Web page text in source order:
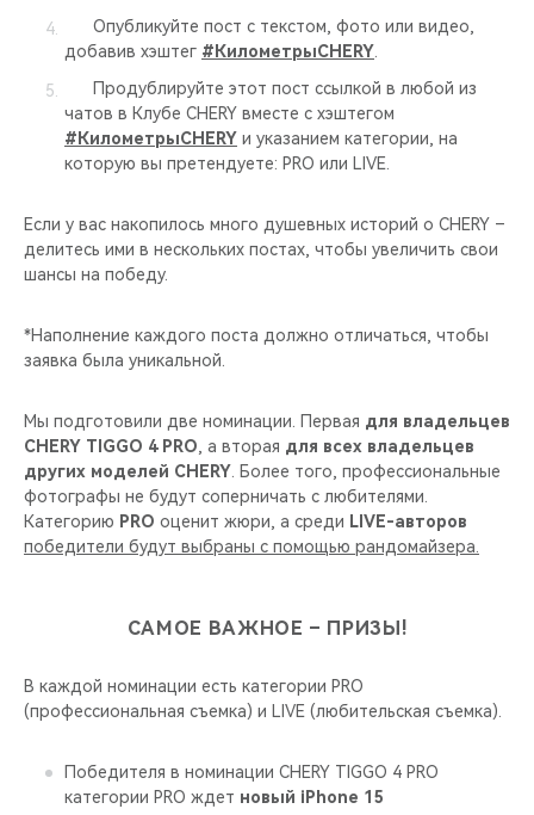
Опубликуйте пост с текстом, фото или видео,
добавив хэштег #КилометрыCHERY
Продублируйте этот пост ссылкой в любой из
чатов в Клубе CHERY вместе с хэштегом
#КилометрыCHERY и указанием категории, на
которую вы претендуете: PRO или LIVE.
Если у вас накопилось много душевных историй о CHERY –
делитесь ими в нескольких постах, чтобы увеличить свои
шансы на победу.
*Наполнение каждого поста должно отличаться, чтобы
заявка была уникальной.
Мы подготовили две номинации. Первая для владельцев
CHERY TIGGO 4 PRO , а вторая для всех владельцев
других моделей CHERY . Более того, профессиональные
фотографы не будут соперничать с любителями.
Категорию PRO оценит жюри, а среди LIVE-авторов
победители будут выбраны с помощью рандомайзера.
САМОЕ ВАЖНОЕ – ПРИЗЫ!
В каждой номинации есть категории PRO
(профессиональная съемка) и LIVE (любительская съемка).
Победителя в номинации CHERY TIGGO 4 PRO
категории PRO ждет новый iPhone 15